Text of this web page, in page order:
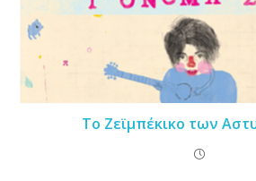
Το Ζεϊμπέκικο των